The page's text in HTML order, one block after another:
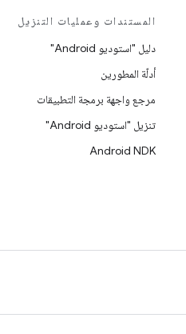
المستندات وعمليات التنزيل
دليل "استوديو Android"
أدلّة المطورين
مرجع واجهة برمجة التطبيقات
تنزيل "استوديو Android"
Android NDK